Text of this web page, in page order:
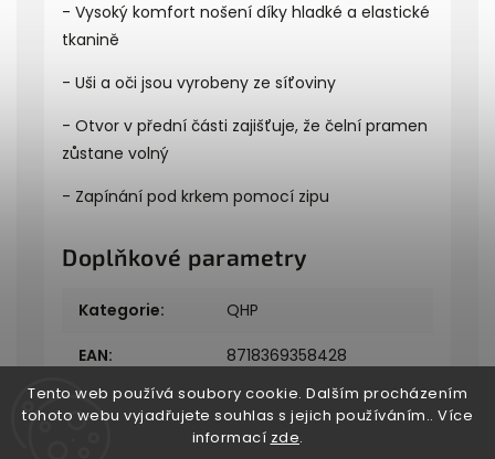
Tento web používá soubory cookie. Dalším procházením
tohoto webu vyjadřujete souhlas s jejich používáním.. Více
informací zde.
- Vysoký komfort nošení díky hladké a elastické
tkanině
- Uši a oči jsou vyrobeny ze síťoviny
- Otvor v přední části zajišťuje, že čelní pramen
zůstane volný
- Zapínání pod krkem pomocí zipu
Doplňkové parametry
Kategorie: QHP
EAN: 8718369358428